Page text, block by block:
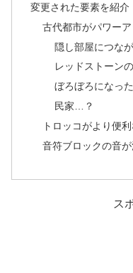
変更された要素を紹介
古代都市がパワー
隠し部屋につな
レッドストーン
ぼろぼろになっ
民家…？
トロッコがより便利
音符ブロックの音が
ス